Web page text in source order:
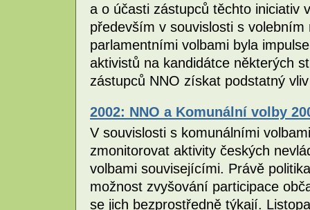
a o účasti zástupců těchto iniciativ
především v souvislosti s
parlamentními volbami byla
aktivistů na kandidátce některých
zástupců NNO získat podstatný
2002: NNO a Komunální volby
V souvislosti s komunálními
zmonitorovat aktivity českých
volbami souvisejícími. Právě
možnost zvyšování participace
se jich bezprostředně týkají.